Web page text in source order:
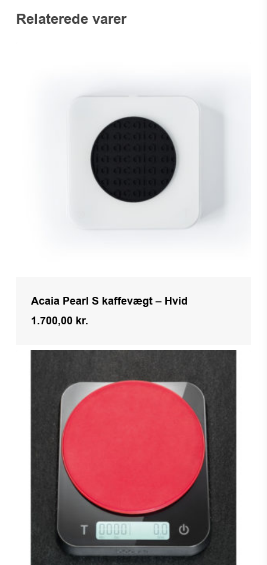
Relaterede varer
Acaia Pearl S kaffevægt – Hvid
1.700,00 kr.